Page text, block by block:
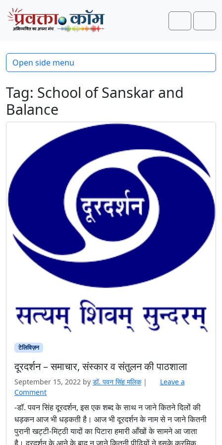
Skip to content
Skip to footer
Search
Tag: School of Sanskar and
Balance
टेलिविज़न
दूरदर्शन – समाचार, संस्कार व संतुलन की पाठशाला
September 15, 2022 by डॉ. पवन सिंह मलिक |
Leave a
Comment
-डॉ. पवन सिंह दूरदर्शन, इस एक शब्द के साथ न जाने कितने दिलों की
धड़कन आज भी धड़कती है। आज भी दूरदर्शन के नाम से न जाने कितनी
पुरानी खट्टी-मिट्ठी यादों का पिटारा हमारी आँखों के सामने आ जाता
Open side menu